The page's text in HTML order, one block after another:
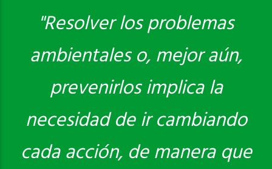
Saber más
"Resolver los problemas
ambientales o, mejor aún,
prevenirlos implica la
necesidad de ir cambiando
cada acción, de manera que